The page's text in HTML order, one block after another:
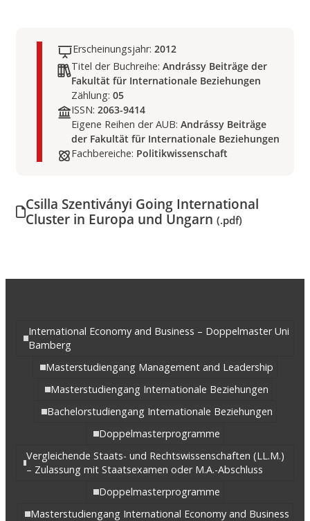
Erscheinungsjahr: 2012
Titel der Buchreihe: Andrássy Beiträge der
Fakultät für Internationale Beziehungen
Zählung: 05
ISSN: 2063-9414
Eigene Reihen der AUB: Andrássy Beiträge
der Fakultät für Internationale Beziehungen
Fachbereiche: Politikwissenschaft
Csilla Szentiványi Going International
Cluster in Europa und Ungarn (.pdf)
International Economy and Business – Doppelmaster Uni
Bamberg
Masterstudiengang Management and Leadership
Masterstudiengang Internationale Beziehungen
Bachelorstudiengang Internationale Beziehungen
Doppelmasterprogramme
Vergleichende Staats- und Rechtswissenschaften (LL.M.)
– Zulassung mit Staatsexamen oder M.A.-Abschluss
Doppelmasterprogramme
Masterstudiengang International Economy and Business